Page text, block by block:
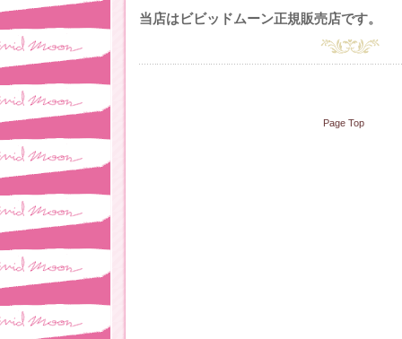
当店はビビッドムーン正規販売店です。
Page Top